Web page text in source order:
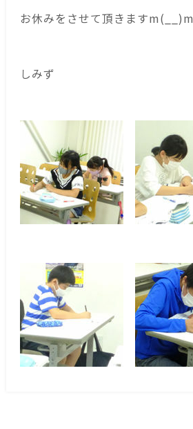
お休みをさせて頂きますm(__)m
しみず